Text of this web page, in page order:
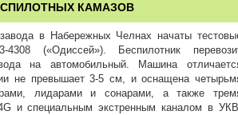
КАМАЗОВ
в Набережных Челнах начаты
4308 («Одиссей»). Беспилотник
на автомобильный. Машина
не превышает 3-5 см, и оснащена
лидарами и сонарами, а также
и специальным экстренным каналом в